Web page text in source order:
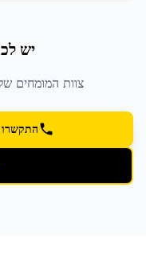
יש
צוות המומחים
התקשרו עכשיו: